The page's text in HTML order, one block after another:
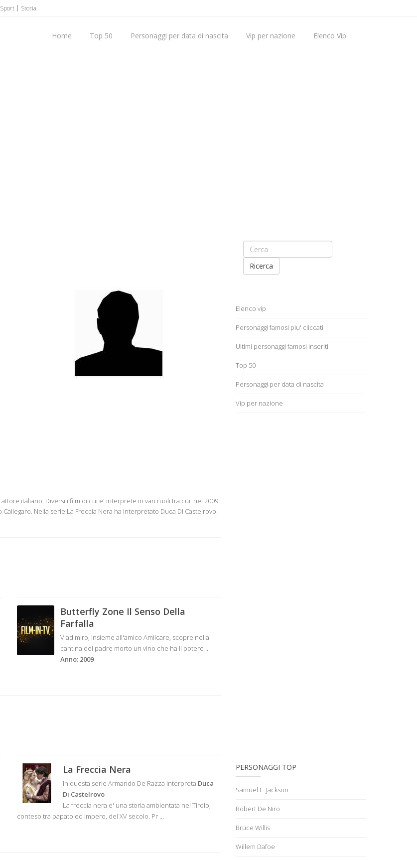
Sport Storia
Home Top 50 Personaggi per data di nascita Vip per nazione Elenco Vip
Vip nati oggi
italiano. Diversi i film di cui e' interprete in vari ruoli tra cui: nel 2009
Nella serie La Freccia Nera ha interpretato Duca Di Castelrovo.
Butterfly Zone Il Senso Della
Farfalla
Vladimiro, insieme all'amico Amilcare, scopre nella
cantina del padre morto un vino che ha il potere ...
Anno: 2009
La Freccia Nera
In questa serie Armando De Razza interpreta Duca
Di Castelrovo
La freccia nera e' una storia ambientata nel Tirolo,
conteso tra papato ed impero, del XV secolo. Pr ...
Ricerca
Elenco vip
Personaggi famosi piu' cliccati
Ultimi personaggi famosi inseriti
Top 50
Personaggi per data di nascita
Vip per nazione
PERSONAGGI TOP
Samuel L. Jackson
Robert De Niro
Bruce Willis
Willem Dafoe